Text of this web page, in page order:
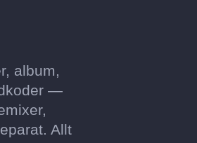
album,
—
Allt